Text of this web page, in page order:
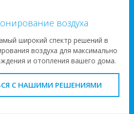
воздуха
широкий спектр решений в
воздуха для максимально
и отопления вашего дома.
С НАШИМИ РЕШЕНИЯМИ